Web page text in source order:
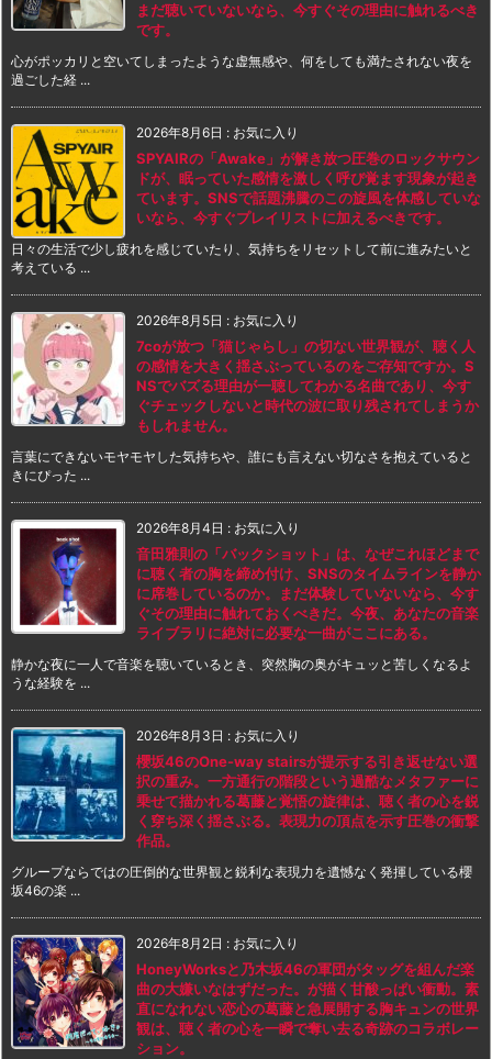
まだ聴いていないなら、今すぐその理由に触れるべき
です。
心がポッカリと空いてしまったような虚無感や、何をしても満たされない夜を
過ごした経 ...
2026年8月6日 : お気に入り
SPYAIRの「Awake」が解き放つ圧巻のロックサウン
ドが、眠っていた感情を激しく呼び覚ます現象が起き
ています。SNSで話題沸騰のこの旋風を体感していな
いなら、今すぐプレイリストに加えるべきです。
日々の生活で少し疲れを感じていたり、気持ちをリセットして前に進みたいと
考えている ...
2026年8月5日 : お気に入り
7coが放つ「猫じゃらし」の切ない世界観が、聴く人
の感情を大きく揺さぶっているのをご存知ですか。S
NSでバズる理由が一聴してわかる名曲であり、今す
ぐチェックしないと時代の波に取り残されてしまうか
もしれません。
言葉にできないモヤモヤした気持ちや、誰にも言えない切なさを抱えていると
きにぴった ...
2026年8月4日 : お気に入り
音田雅則の「バックショット」は、なぜこれほどまで
に聴く者の胸を締め付け、SNSのタイムラインを静か
に席巻しているのか。まだ体験していないなら、今す
ぐその理由に触れておくべきだ。今夜、あなたの音楽
ライブラリに絶対に必要な一曲がここにある。
静かな夜に一人で音楽を聴いているとき、突然胸の奥がキュッと苦しくなるよ
うな経験を ...
2026年8月3日 : お気に入り
櫻坂46のOne-way stairsが提示する引き返せない選
択の重み。一方通行の階段という過酷なメタファーに
乗せて描かれる葛藤と覚悟の旋律は、聴く者の心を鋭
く穿ち深く揺さぶる。表現力の頂点を示す圧巻の衝撃
作品。
グループならではの圧倒的な世界観と鋭利な表現力を遺憾なく発揮している櫻
坂46の楽 ...
2026年8月2日 : お気に入り
HoneyWorksと乃木坂46の軍団がタッグを組んだ楽
曲の大嫌いなはずだった。が描く甘酸っぱい衝動。素
直になれない恋心の葛藤と急展開する胸キュンの世界
観は、聴く者の心を一瞬で奪い去る奇跡のコラボレー
ション。